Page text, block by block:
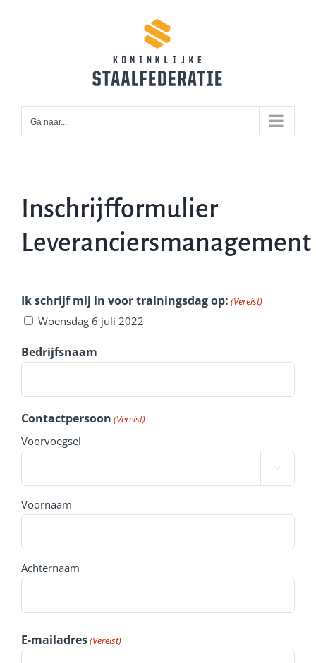
Ga naar...
Inschrijfformulier
Leveranciersmanagement
Ik schrijf mij in voor trainingsdag op: (Vereist)
Woensdag 6 juli 2022
Bedrijfsnaam
Contactpersoon (Vereist)
Voorvoegsel

Voornaam
Achternaam
E-mailadres(Vereist)